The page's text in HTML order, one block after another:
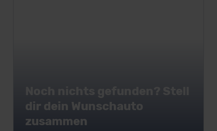
dir dein Wunschauto
zusammen